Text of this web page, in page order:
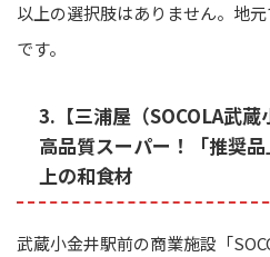
以上の選択肢はありません。地
です。
3.【三浦屋（SOCOLA武
高品質スーパー！「推奨
上の和食材
武蔵小金井駅前の商業施設「